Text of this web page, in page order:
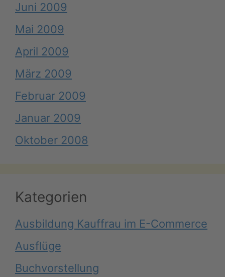
Juni 2009
Mai 2009
April 2009
März 2009
Februar 2009
Januar 2009
Oktober 2008
Kategorien
Ausbildung Kauffrau im E-Commerce
Ausflüge
Buchvorstellung